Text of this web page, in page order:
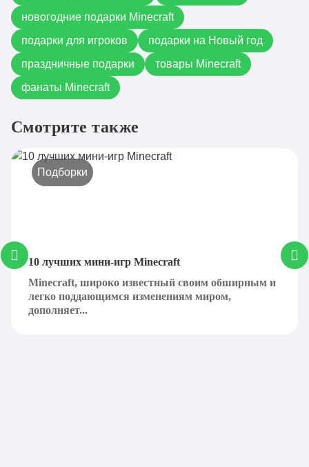
новогодние подарки Minecraft
подарки для игроков
подарки на Новый год
праздничные подарки
товары Minecraft
фанаты Minecraft
Смотрите также
Подборки
10 лучших мини-игр Minecraft
Minecraft, широко известный своим обширным и
легко поддающимся изменениям миром,
дополняет...